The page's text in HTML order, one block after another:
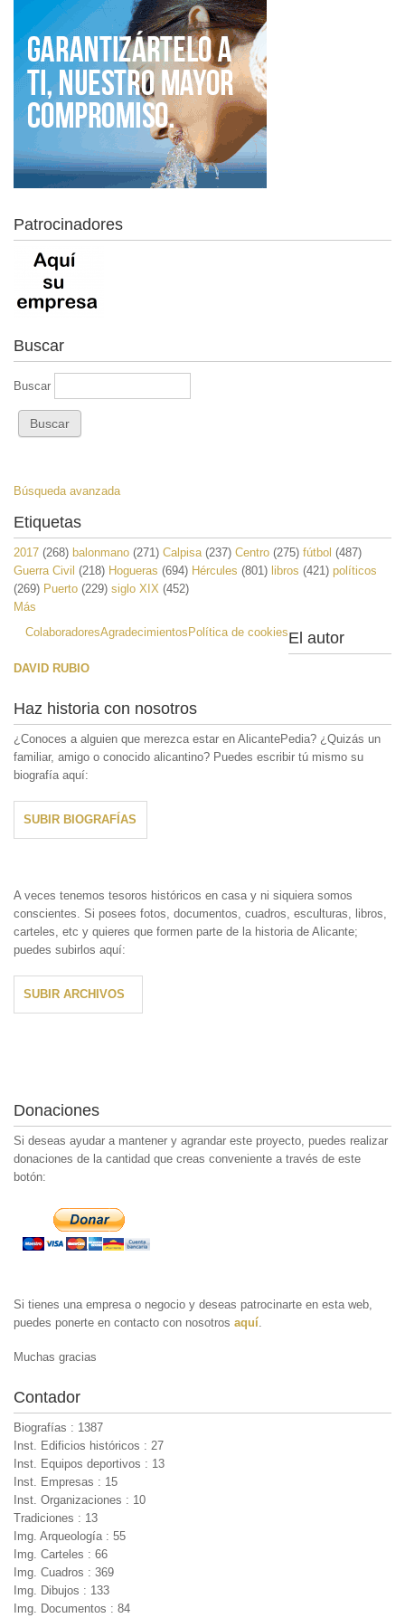
Patrocinadores
Buscar
Buscar
Búsqueda avanzada
Etiquetas
2017 (268) balonmano (271) Calpisa(237) Centro (275) fútbol (487)
Guerra Civil (218) Hogueras (694) Hércules (801) libros (421) políticos
(269) Puerto (229) siglo XIX (452)
Más
ColaboradoresAgradecimientos Política de cookiesEl autor
DAVID RUBIO
Haz historia con nosotros
¿Conoces a alguien que merezca estar en AlicantePedia? ¿Quizás un
familiar, amigo o conocido alicantino? Puedes escribir tú mismo su
biografía aquí:
SUBIR BIOGRAFÍAS
A veces tenemos tesoros históricos en casa y ni siquiera somos
conscientes. Si posees fotos, documentos, cuadros, esculturas, libros,
carteles, etc y quieres que formen parte de la historia de Alicante;
puedes subirlos aquí:
SUBIR ARCHIVOS
Donaciones
Si deseas ayudar a mantener y agrandar este proyecto, puedes realizar
donaciones de la cantidad que creas conveniente a través de este
botón:
Si tienes una empresa o negocio y deseas patrocinarte en esta web,
puedes ponerte en contacto con nosotros aquí.
Muchas gracias
Contador
Biografías : 1387
Inst. Edificios históricos : 27
Inst. Equipos deportivos : 13
Inst. Empresas : 15
Inst. Organizaciones : 10
Tradiciones : 13
Img. Arqueología : 55
Img. Carteles : 66
Img. Cuadros : 369
Img. Dibujos : 133
Img. Documentos : 84